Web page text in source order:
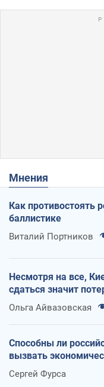
Мнения
Как противостоять
баллистике
Виталий Портников
Несмотря на все,
сдаться значит
Ольга Айвазовская
Способны ли
вызвать
Сергей Фурса